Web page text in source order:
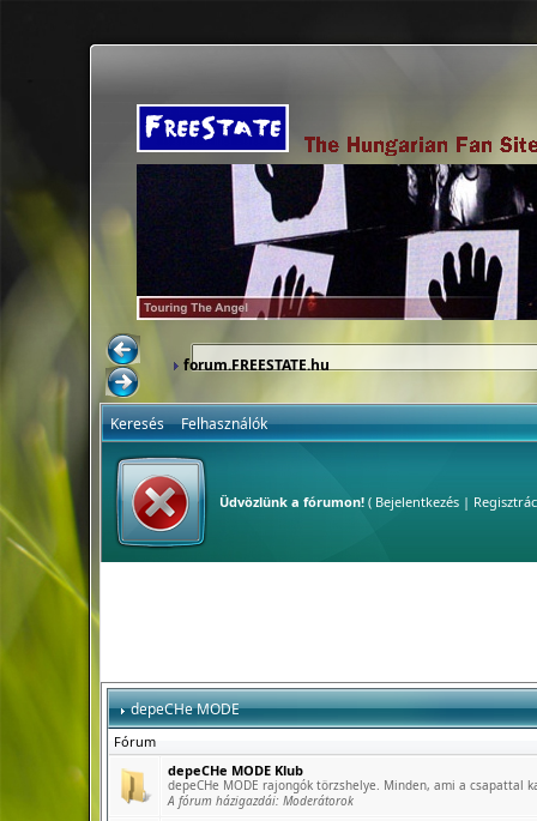
forum.FREESTATE.hu
Keresés Felhasználók
Üdvözlünk a fórumon!( Bejelentkezés|
depeCHe MODE
Fórum
depeCHe MODE Klub
depeCHe MODE rajongók törzshelye. Minden, ami a csapattal
A fórum házigazdái: Moderátorok